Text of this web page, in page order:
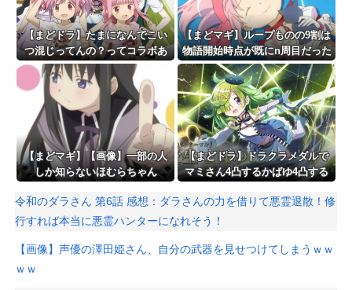
【まどドラ】たまになんでこい
つ混じってんの？ってコラボあ
るよね
【まどマギ】ループものの9割は
物語開始時点が既にn周目だった
って仕掛けがあるよね
【まどマギ】【画像】一部の人
しか知らないほむらちゃん
【まどドラ】ドラクラメダルで
マミさん4凸するかばゆ4凸する
令和のダラさん 第6話 感想：ダラさんの力を借りて悪霊退散！修
行すれば本当に悪霊ハンターになれそう！
【画像】声優の澤田姫さん、自分の武器を見せつけてしまうｗｗ
ｗｗ